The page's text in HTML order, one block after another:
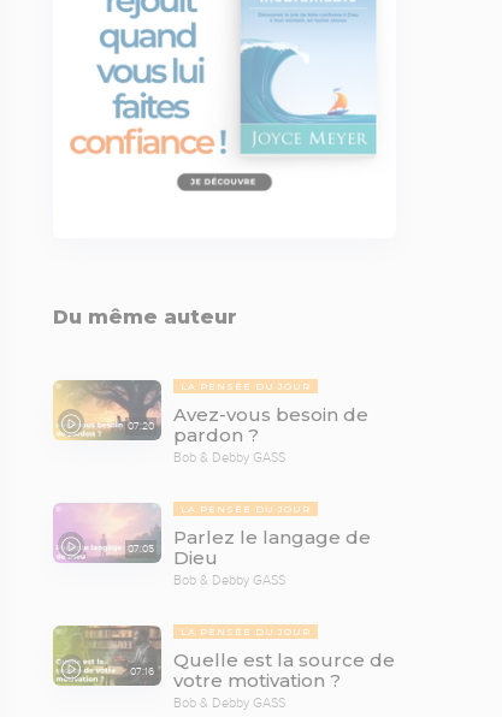
Du même auteur
07:20
LA PENSÉE DU JOUR
Avez-vous besoin de
pardon ?
Bob & Debby GASS
07:05
LA PENSÉE DU JOUR
Parlez le langage de
Dieu
Bob & Debby GASS
07:16
LA PENSÉE DU JOUR
Quelle est la source de
votre motivation ?
Bob & Debby GASS